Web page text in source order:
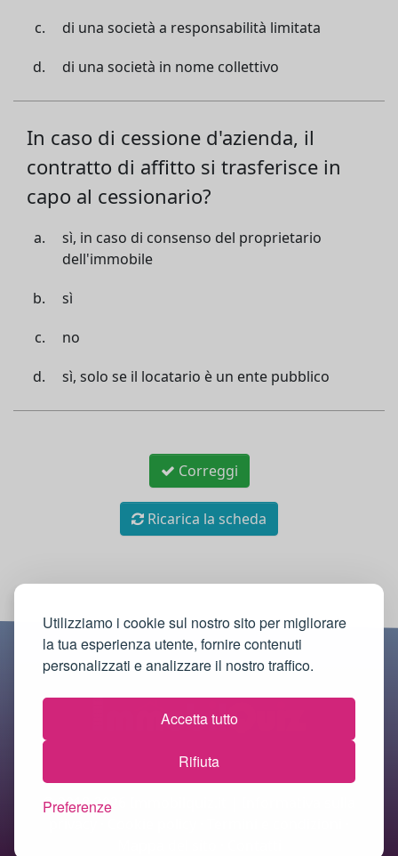
Utilizziamo i cookie sul nostro sito per migliorare
la tua esperienza utente, fornire contenuti
personalizzati e analizzare il nostro traffico.
Accetta tutto
Rifiuta
Preferenze
di una società a responsabilità limitata
di una società in nome collettivo
In caso di cessione d'azienda, il
contratto di affitto si trasferisce in
capo al cessionario?
sì, in caso di consenso del proprietario
dell'immobile
sì
no
sì, solo se il locatario è un ente pubblico
Correggi
Ricarica la scheda
© 2018-2026 Immobilquiz.it |